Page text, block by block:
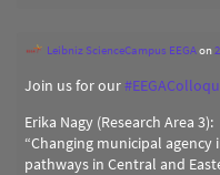
Leibniz ScienceCampus EEGAon
Join us for our#
Erika Nagy (Research Area 3):
“Changing municipal
pathways in Central and